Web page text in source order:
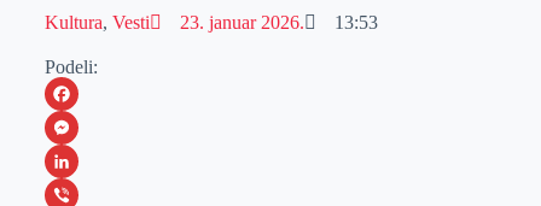
Kultura, Vesti 23. januar 2026. 13:53
Podeli:
F
a
c
M
eL